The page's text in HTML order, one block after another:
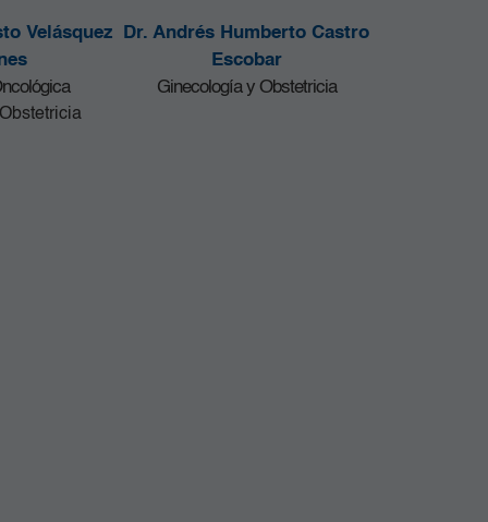
Velásquez
Dr. Andrés Humberto Castro
Escobar
Ginecología y Obstetricia